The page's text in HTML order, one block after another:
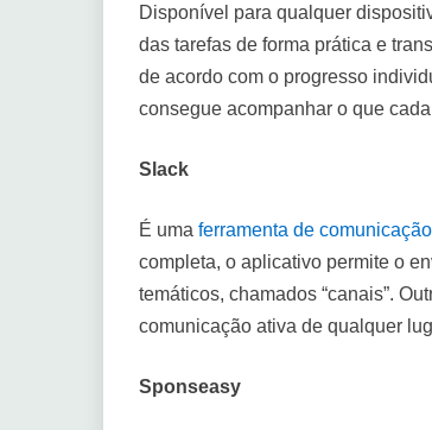
Disponível para qualquer
das tarefas de forma prática e
de acordo com o progresso
consegue acompanhar o que
Slack
É uma ferramenta de comunicação
completa, o aplicativo permite o
temáticos, chamados “canais”.
comunicação ativa de qualquer
Sponseasy